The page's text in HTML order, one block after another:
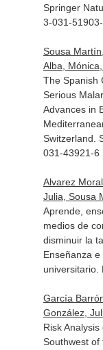
Springer
3-031-51903-
Sousa
Alba,
The Spanish
Serious
Advances in
Switzerland.
031-43921-6
Alvarez
Julia, Sousa
Aprende,
medios de
disminuir la
Enseñanza
universitario.
García
González,
Risk
Southwest of